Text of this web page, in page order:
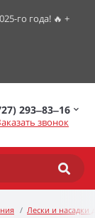
го года! 🔥 +
293‒83‒16
звонок
Лески и насадки